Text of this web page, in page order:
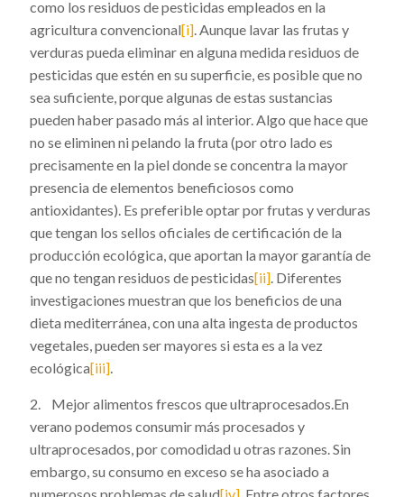
como los residuos de pesticidas empleados en la
agricultura convencional[i]. Aunque lavar las frutas y
verduras pueda eliminar en alguna medida residuos de
pesticidas que estén en su superficie, es posible que no
sea suficiente, porque algunas de estas sustancias
pueden haber pasado más al interior. Algo que hace que
no se eliminen ni pelando la fruta (por otro lado es
precisamente en la piel donde se concentra la mayor
presencia de elementos beneficiosos como
antioxidantes). Es preferible optar por frutas y verduras
que tengan los sellos oficiales de certificación de la
producción ecológica, que aportan la mayor garantía de
que no tengan residuos de pesticidas[ii]. Diferentes
investigaciones muestran que los beneficios de una
dieta mediterránea, con una alta ingesta de productos
vegetales, pueden ser mayores si esta es a la vez
ecológica[iii].
2. Mejor alimentos frescos que ultraprocesados.En
verano podemos consumir más procesados y
ultraprocesados, por comodidad u otras razones. Sin
embargo, su consumo en exceso se ha asociado a